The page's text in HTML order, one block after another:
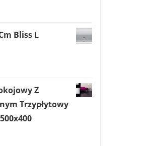
Bliss L
Z
Trzypłytowy